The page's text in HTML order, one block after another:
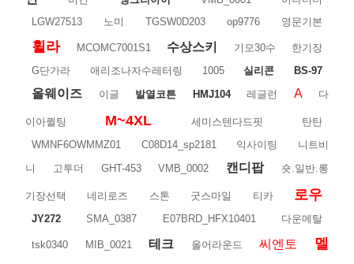
LGW27513
노미 TGSW0D203 op9776 영문기본
휠라 MCOMC7001S1 수상스키 기모30수
한기장
G단가라
애리조나자수레터링 1005 실리콘 BS-97
올웨이즈 이글 발열코튼 HMJ104 레글런 A 다
이아퀼팅 M~4XL 세미스텐다드핏
탄탄
WMNF6OWMMZ01
C08D14_sp2181 익사이팅
니트비
니
고투더 GHT-453 VMB_0002 캔디팝 숏.일반.롱
기장선택 네리로즈 스톤 굿스마일 티카 로우
JY272 SMA_0387 E07BRD_HFX10401 다운메탈
tsk0340 MIB_0021 테크 올어라운드 씨엔토
멜